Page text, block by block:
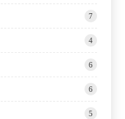
7
4
6
6
5